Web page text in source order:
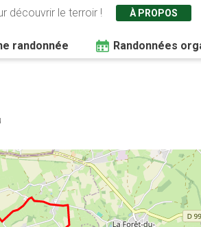
découvrir le terroir ! À PROPOS
randonnée Randonnées